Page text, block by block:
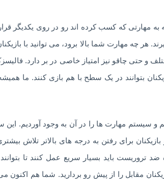
هر چه مهارت شما بالا برود، می توانید با
و حتی چاقو نیز امتیاز خاصی در بر دارد.
و سیستم مهارت ها را در آن به وجود آوردیم.
برای رفتن به درجه های بالاتر تلاش
تروریست باید بسیار سریع عمل کنند تا
مقابل را از پیش رو بردارید. شما هم اکنون می